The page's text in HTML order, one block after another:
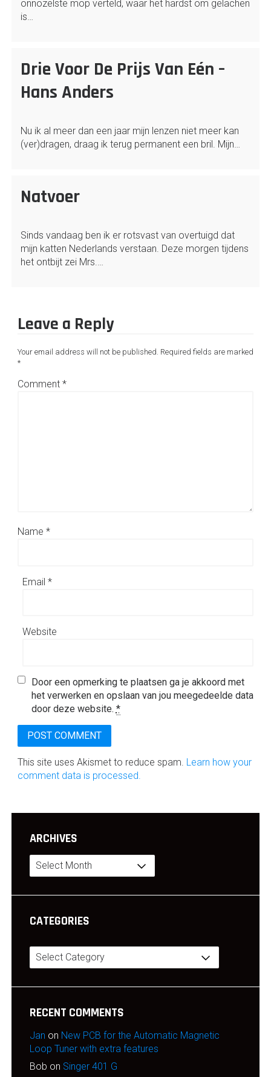
onnozelste mop verteld, waar het hardst om gelachen
is…
Drie Voor De Prijs Van Eén –
Hans Anders
Nu ik al meer dan een jaar mijn lenzen niet meer kan
(ver)dragen, draag ik terug permanent een bril. Mijn…
Natvoer
Sinds vandaag ben ik er rotsvast van overtuigd dat
mijn katten Nederlands verstaan. Deze morgen tijdens
het ontbijt zei Mrs.…
Leave a Reply
Your email address will not be published. Required fields are marked
*
Comment *
Name *
Email *
Website
Door een opmerking te plaatsen ga je akkoord met
het verwerken en opslaan van jou meegedeelde data
door deze website. *
This site uses Akismet to reduce spam. Learn how your
comment data is processed.
ARCHIVES
Archives
CATEGORIES
Categories
RECENT COMMENTS
Jan on New PCB for the Automatic Magnetic
Loop Tuner with extra features
Bob on Singer 401 G